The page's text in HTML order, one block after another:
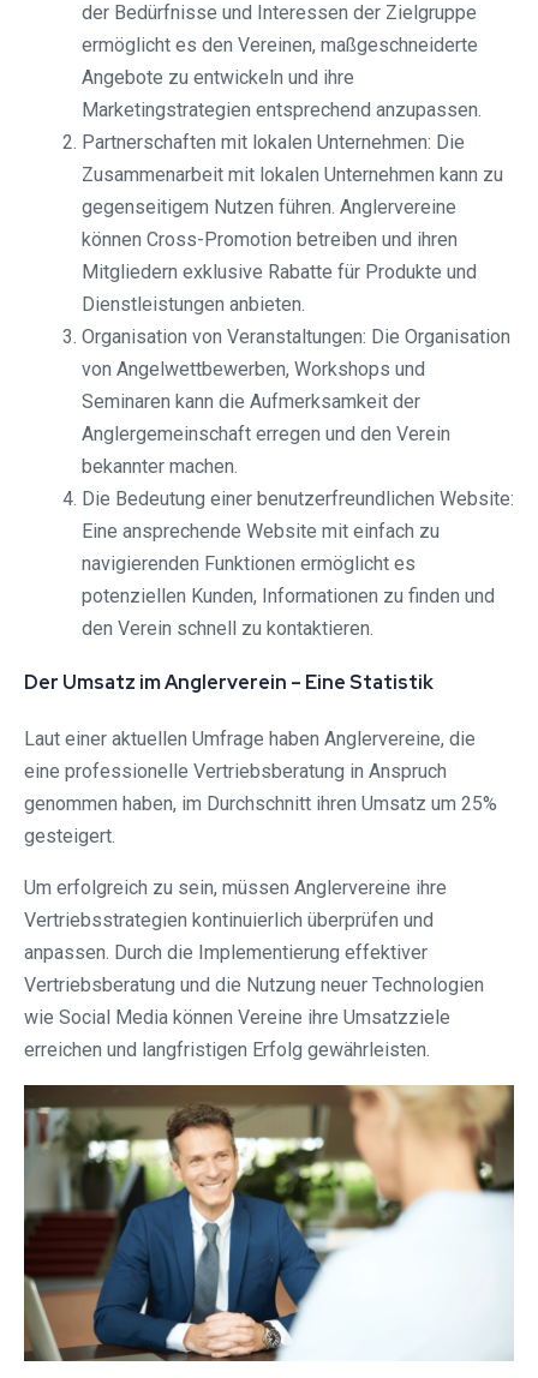
der Bedürfnisse und Interessen der Zielgruppe
ermöglicht es den Vereinen, maßgeschneiderte
Angebote zu entwickeln und ihre
Marketingstrategien entsprechend anzupassen.
Partnerschaften mit lokalen Unternehmen: Die
Zusammenarbeit mit lokalen Unternehmen kann zu
gegenseitigem Nutzen führen. Anglervereine
können Cross-Promotion betreiben und ihren
Mitgliedern exklusive Rabatte für Produkte und
Dienstleistungen anbieten.
Organisation von Veranstaltungen: Die Organisation
von Angelwettbewerben, Workshops und
Seminaren kann die Aufmerksamkeit der
Anglergemeinschaft erregen und den Verein
bekannter machen.
Die Bedeutung einer benutzerfreundlichen Website:
Eine ansprechende Website mit einfach zu
navigierenden Funktionen ermöglicht es
potenziellen Kunden, Informationen zu finden und
den Verein schnell zu kontaktieren.
Der Umsatz im Anglerverein – Eine Statistik
Laut einer aktuellen Umfrage haben Anglervereine, die
eine professionelle Vertriebsberatung in Anspruch
genommen haben, im Durchschnitt ihren Umsatz um 25%
gesteigert.
Um erfolgreich zu sein, müssen Anglervereine ihre
Vertriebsstrategien kontinuierlich überprüfen und
anpassen. Durch die Implementierung effektiver
Vertriebsberatung und die Nutzung neuer Technologien
wie Social Media können Vereine ihre Umsatzziele
erreichen und langfristigen Erfolg gewährleisten.